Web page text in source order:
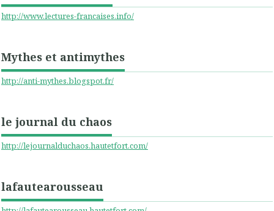
http://www.lectures-francaises.info/
Mythes et antimythes
http://anti-mythes.blogspot.fr/
le journal du chaos
http://lejournalduchaos.hautetfort.com/
lafautearousseau